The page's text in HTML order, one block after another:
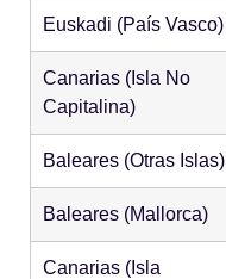
Euskadi (País Vasco)
Canarias (Isla No
Capitalina)
Baleares (Otras Islas)
Baleares (Mallorca)
Canarias (Isla